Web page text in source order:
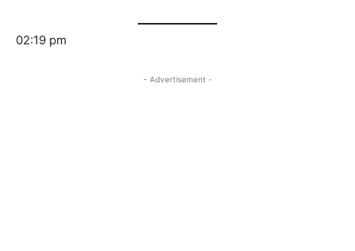
02:19 pm
- Advertisement -